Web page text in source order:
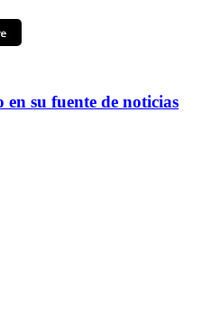
en su fuente de noticias